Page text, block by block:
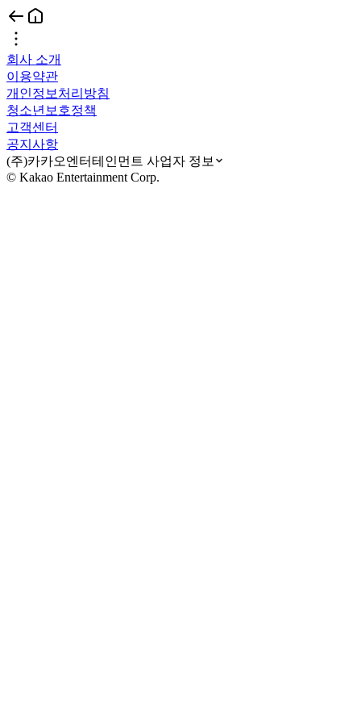
회사 소개
이용약관
개인정보처리방침
청소년보호정책
고객센터
공지사항
(주)카카오엔터테인먼트 사업자 정보
© Kakao Entertainment Corp.